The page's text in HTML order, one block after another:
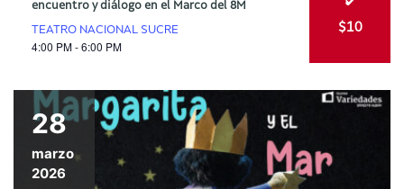
encuentro y diálogo en el Marco del 8M
TEATRO NACIONAL SUCRE
4:00 PM - 6:00 PM
$10
28
marzo
2026